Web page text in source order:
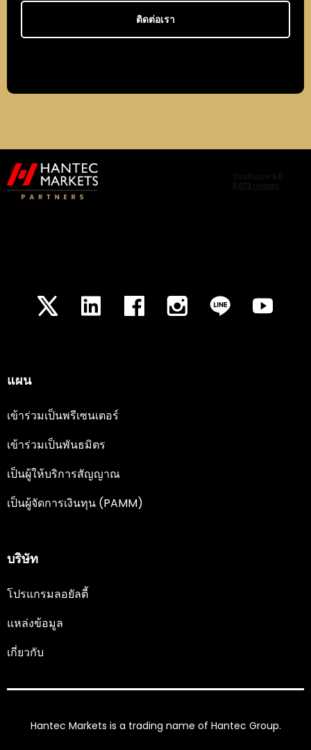
ติดต่อเรา
แผน
เข้าร่วมเป็นพรีเซนเตอร์
เข้าร่วมเป็นพันธมิตร
เป็นผู้ให้บริการสัญญาณ
เป็นผู้จัดการเงินทุน (PAMM)
บริษัท
โปรแกรมลอยัลตี้
แหล่งข้อมูล
เกี่ยวกับ
Hantec Markets is a trading name of Hantec Group.